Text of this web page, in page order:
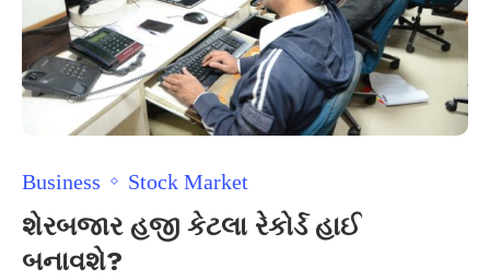
Business Stock Market
શેરબજાર હજી કેટલા રેકોર્ડ હાઈ
બનાવશે?